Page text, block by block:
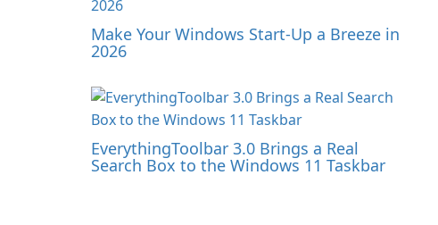
Make Your Windows Start-Up a Breeze in
2026
EverythingToolbar 3.0 Brings a Real
Search Box to the Windows 11 Taskbar